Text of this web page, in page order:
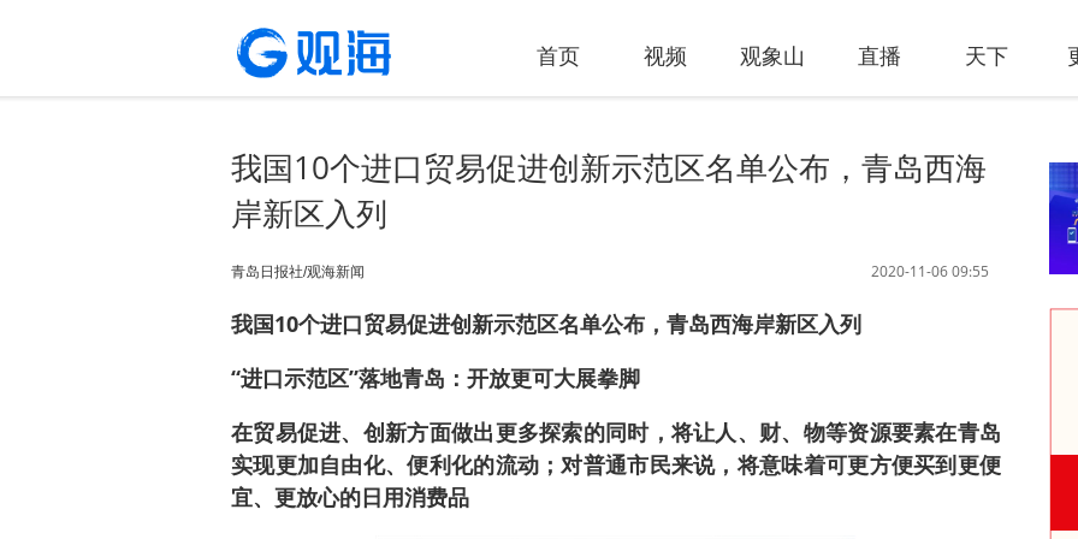
首页 视频 观象山 直播 天下
我国10个进口贸易促进创新示范区名单公布，青岛西海
岸新区入列
2020-11-06 09:55
青岛日报社/观海新闻
我国10个进口贸易促进创新示范区名单公布，青岛西海岸新区入列
“进口示范区”落地青岛：开放更可大展拳脚
在贸易促进、创新方面做出更多探索的同时，将让人、财、物等资源要素在青岛
实现更加自由化、便利化的流动；对普通市民来说，将意味着可更方便买到更便
宜、更放心的日用消费品